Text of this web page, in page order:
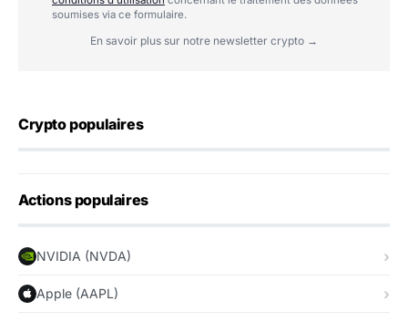
soumises via ce formulaire.
En savoir plus sur notre newsletter crypto →
Crypto populaires
Actions populaires
NVIDIA (NVDA)
Apple (AAPL)